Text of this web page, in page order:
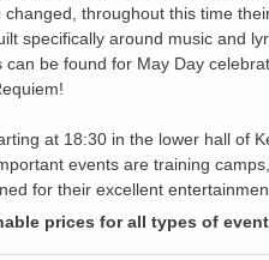
throughout this time
specifically around music and
be found for May Day
at 18:30 in the lower hall of
events are training
for their excellent
prices for all types of